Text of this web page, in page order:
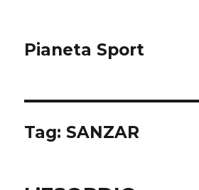
Pianeta Sport
Tag: SANZAR